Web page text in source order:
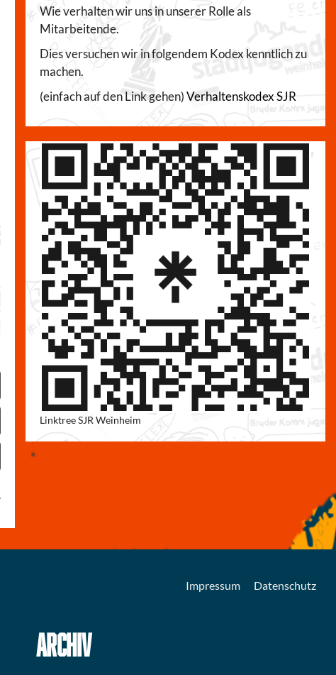
Wie verhalten wir uns in unserer Rolle als
Mitarbeitende.
Dies versuchen wir in folgendem Kodex kenntlich zu
machen.
(einfach auf den Link gehen)Verhaltenskodex SJR
Linktree SJR Weinheim
Impressum Datenschutz
ARCHIV